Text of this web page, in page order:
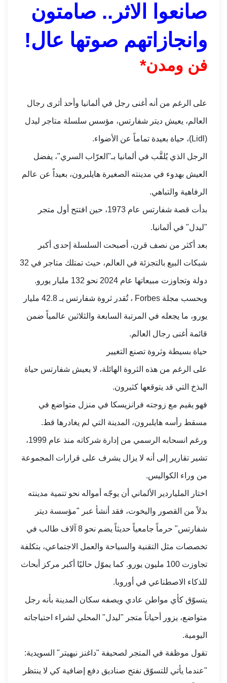
صانعوا الاثر.. صامتون
وانجازاتهم صوتها عال!
فن ومدن*
على الرغم من أنه أغنى رجل في ألمانيا وأحد أثرى رجال
العالم، يعيش ديتر شفارتس، مؤسس سلسلة متاجر ليدل
(Lidl)، حياة بعيدة تماماً عن الأضواء.
الرجل الذي يُلقَّب في ألمانيا بـ"العرّاب السري"، يفضل
العيش بهدوء في مدينته الصغيرة هايلبرون، بعيداً عن عالم
الرفاهية والتباهي.
بدأت قصة شفارتس عام 1973، حين افتتح أول متجر
"ليدل" في ألمانيا.
بعد أكثر من نصف قرن، أصبحت السلسلة إحدى أكبر
شبكات البيع بالتجزئة في العالم، حيث تمتلك متاجر في 32
دولة وتجاوزت مبيعاتها عام 2024 نحو 132 مليار يورو.
وبحسب مجلة Forbes ، تُقدر ثروة شفارتس بـ 42.8 مليار
يورو، ما يجعله في المرتبة السابعة والثلاثين عالمياً ضمن
قائمة أغنى رجال العالم.
حياة بسيطة وثروة تصنع التغيير
على الرغم من هذه الثروة الهائلة، لا يعيش شفارتس حياة
البذخ التي قد يتوقعها كثيرون.
فهو يقيم مع زوجته فرانزيسكا في منزل متواضع في
مسقط رأسه هايلبرون، المدينة التي لم يغادرها قط.
ورغم انسحابه الرسمي من إدارة شركاته منذ عام 1999،
تشير تقارير إلى أنه لا يزال يشرف على قرارات المجموعة
من وراء الكواليس.
اختار الملياردير الألماني أن يوجّه أمواله نحو تنمية مدينته
بدلاً من القصور واليخوت، فقد أنشأ عبر "مؤسسة ديتر
شفارتس" حرماً جامعياً حديثاً يضم نحو 8 آلاف طالب في
تخصصات مثل التقنية والسياحة والعمل الاجتماعي، بتكلفة
تجاوزت 100 مليون يورو. كما يموّل حاليًا أكبر مركز أبحاث
للذكاء الاصطناعي في أوروبا.
يتسوّق كأي مواطن عادي ويصفه سكان المدينة بأنه رجل
متواضع، يزور أحياناً متجر "ليدل" المحلي لشراء احتياجاته
اليومية.
تقول موظفة في المتجر لصحيفة "داغنز نيهيتر" السويدية:
"عندما يأتي للتسوّق نفتح صناديق دفع إضافية كي لا ينتظر